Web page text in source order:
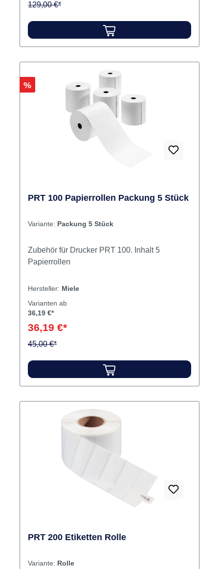
129,00 €*
Rabatt
%
PRT 100 Papierrollen Packung 5 Stück
Variante: Packung 5 Stück
Zubehör für Drucker PRT 100. Inhalt 5
Papierrollen
Hersteller: Miele
Varianten ab
36,19 €*
36,19 €*
45,00 €*
PRT 200 Etiketten Rolle
Variante: Rolle